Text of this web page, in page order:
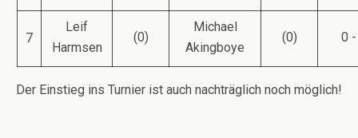
7
Leif
Harmsen
(0)
Michael
Akingboye
(0) 0
Der Einstieg ins Turnier ist auch nachträglich noch möglich!